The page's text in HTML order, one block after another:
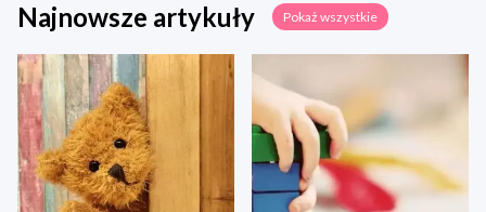
Najnowsze artykuły Pokaż wszystkie